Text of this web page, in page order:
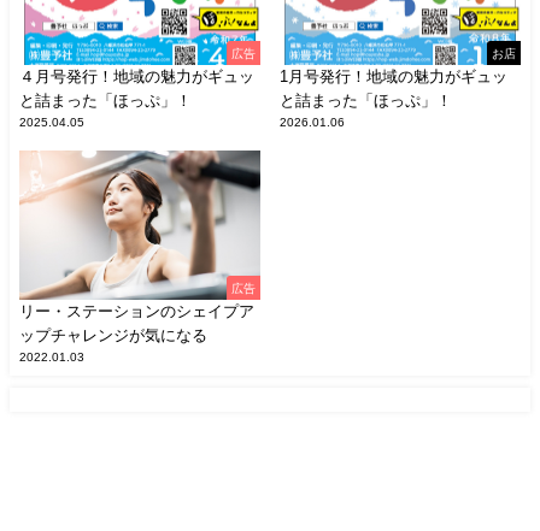
広告
４月号発行！地域の魅力がギュッ
と詰まった「ほっぷ」！
2025.04.05
お店
1月号発行！地域の魅力がギュッ
と詰まった「ほっぷ」！
2026.01.06
広告
リー・ステーションのシェイプア
ップチャレンジが気になる
2022.01.03